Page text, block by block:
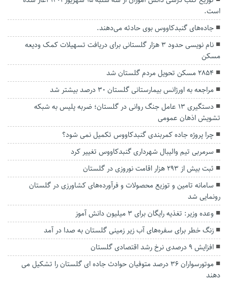
است.
جاده‌های گنبدکاووس بوی حادثه می‌دهند.
نام نویسی حدود ۳ هزار گلستانی برای دریافت تسهیلات کمک ودیعه
مسکن
۲۸۵۴ مسکن تحویل مردم گلستان شد
مراجعه به اورژانس بیمارستانی گلستان ۳۰ درصد بیشتر شد
دستگیری ۱۳ عامل جنگ روانی در گلستان؛ ضربه پلیس به شبکه
تشویش اذهان عمومی
چرا پروژه جاده کمربندی گنبدکاووس تکمیل نمی شود؟
سرمربی تیم والیبال شهرداری گنبدکاووس تغییر کرد
ثبت بیش از ۲۹۳ هزار اقامت نوروزی در گلستان
سامانه تامین و توزیع محصولات و فرآورده‌های کشاورزی در گلستان
رونمایی شد
وعده وزیر: تغذیه رایگان برای ۳ میلیون دانش آموز
زنگ خطر برای سفره‌های آب زیر زمینی گلستان به صدا در آمد
افزایش ۹ درصدی نرخ رشد اقتصادی گلستان
موتورسواران ۳۶ درصد متوفیان حوادث جاده ای گلستان را تشکیل می
دهند